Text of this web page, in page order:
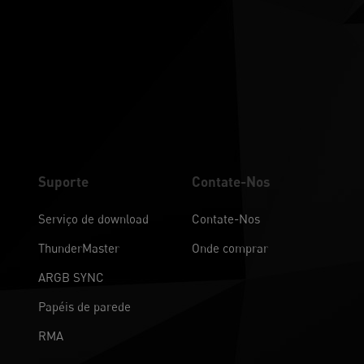
Suporte
Serviço de download
ThunderMaster
ARGB SYNC
Papéis de parede
RMA
Contate-Nos
Contate-Nos
Onde comprar